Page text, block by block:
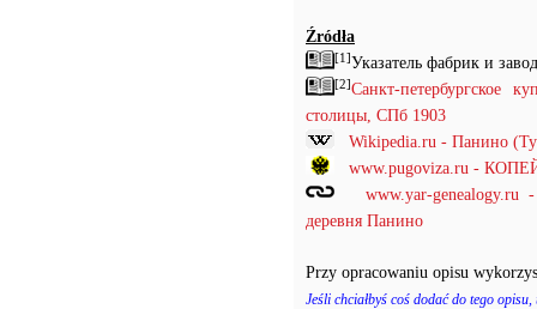
Źródła
[1]Указатель фабрик и
[2]Санкт-петербургское
столицы, СПб 1903
Wikipedia.ru - Панино
www.pugoviza.ru -
www.yar-genealogy.ru
деревня Панино
Przy opracowaniu opisu
Jeśli chciałbyś coś dodać do tego